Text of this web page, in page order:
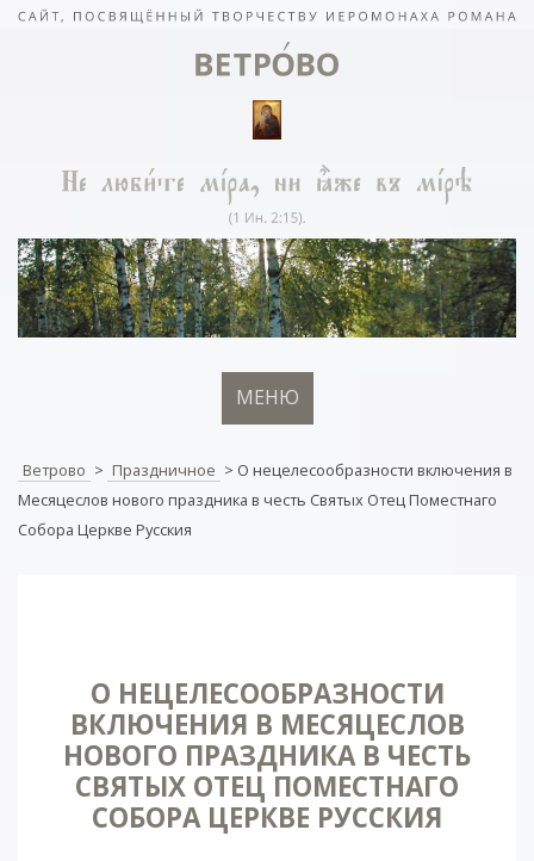
МЕНЮ
Ветрово > Праздничное > О нецелесообразности включения в
Месяцеслов нового праздника в честь Святых Отец Поместнаго
Собора Церкве Русския
О НЕЦЕЛЕСООБРАЗНОСТИ
ВКЛЮЧЕНИЯ В МЕСЯЦЕСЛОВ
НОВОГО ПРАЗДНИКА В ЧЕСТЬ
СВЯТЫХ ОТЕЦ ПОМЕСТНАГО
СОБОРА ЦЕРКВЕ РУССКИЯ